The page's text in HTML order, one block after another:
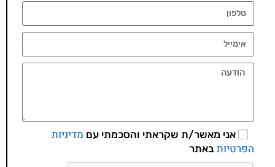
אני מאשר/ת שקראתי והסכמתי עם מדיניות
הפרטיות באתר